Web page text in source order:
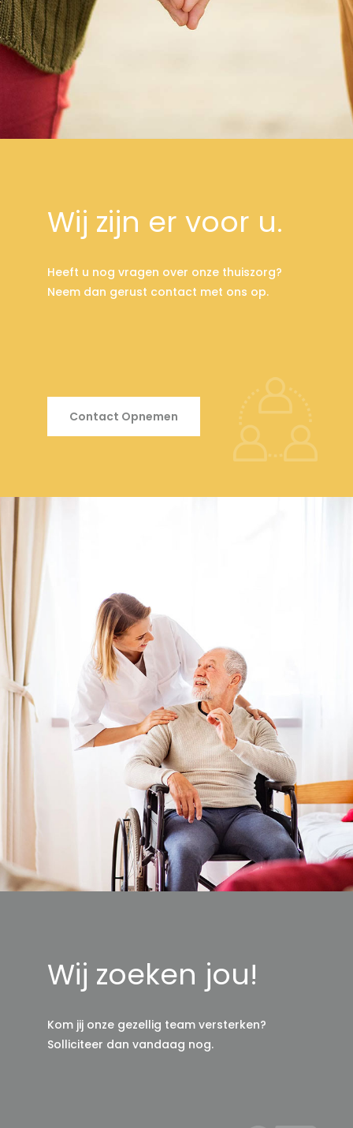
Wij zijn er voor u.
Heeft u nog vragen over onze thuiszorg?
Neem dan gerust contact met ons op.
Contact Opnemen
Wij zoeken jou!
Kom jij onze gezellig team versterken?
Solliciteer dan vandaag nog.